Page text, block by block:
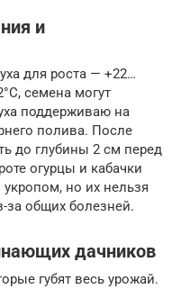
и
для роста — +22…
семена могут
поддерживаю на
полива. После
до глубины 2 см перед
огурцы и кабачки
но их нельзя
общих болезней.
дачников
губят весь урожай.